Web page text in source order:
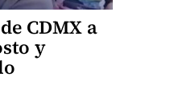
CDMX a
y